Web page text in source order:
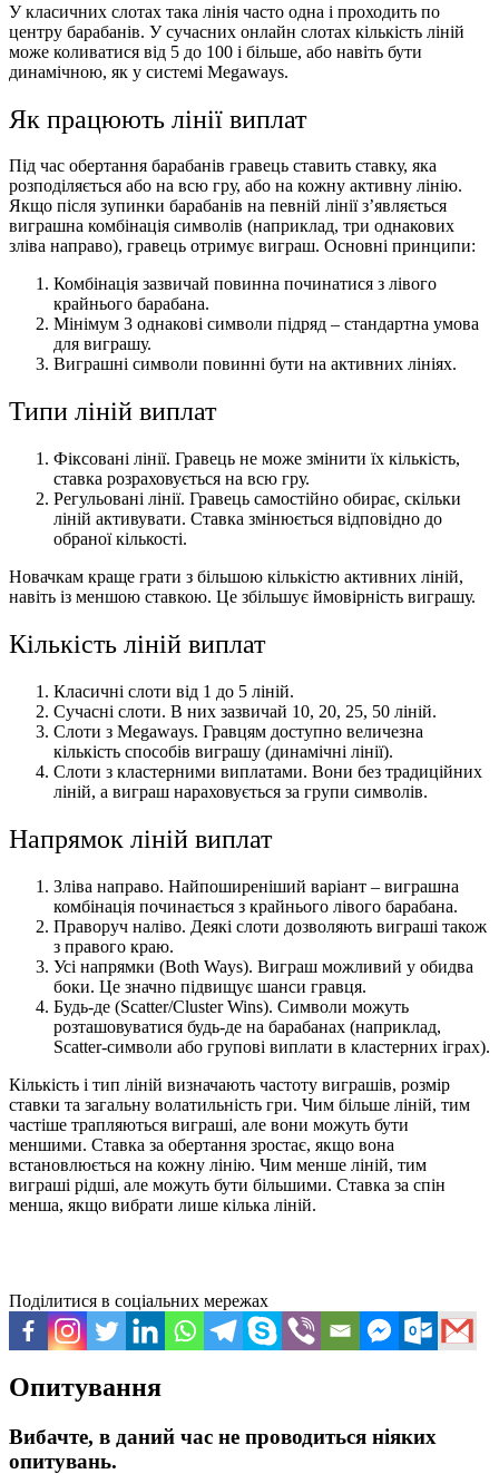
У класичних слотах така лінія часто одна і проходить по
центру барабанів. У сучасних онлайн слотах кількість ліній
може коливатися від 5 до 100 і більше, або навіть бути
динамічною, як у системі Megaways.
Як працюють лінії виплат
Під час обертання барабанів гравець ставить ставку, яка
розподіляється або на всю гру, або на кожну активну лінію.
Якщо після зупинки барабанів на певній лінії з’являється
виграшна комбінація символів (наприклад, три однакових
зліва направо), гравець отримує виграш. Основні принципи:
Комбінація зазвичай повинна починатися з лівого
крайнього барабана.
Мінімум 3 однакові символи підряд – стандартна умова
для виграшу.
Виграшні символи повинні бути на активних лініях.
Типи ліній виплат
Фіксовані лінії. Гравець не може змінити їх кількість,
ставка розраховується на всю гру.
Регульовані лінії. Гравець самостійно обирає, скільки
ліній активувати. Ставка змінюється відповідно до
обраної кількості.
Новачкам краще грати з більшою кількістю активних ліній,
навіть із меншою ставкою. Це збільшує ймовірність виграшу.
Кількість ліній виплат
Класичні слоти від 1 до 5 ліній.
Сучасні слоти. В них зазвичай 10, 20, 25, 50 ліній.
Слоти з Megaways. Гравцям доступно величезна
кількість способів виграшу (динамічні лінії).
Слоти з кластерними виплатами. Вони без традиційних
ліній, а виграш нараховується за групи символів.
Напрямок ліній виплат
Зліва направо. Найпоширеніший варіант – виграшна
комбінація починається з крайнього лівого барабана.
Праворуч наліво. Деякі слоти дозволяють виграші також
з правого краю.
Усі напрямки (Both Ways). Виграш можливий у обидва
боки. Це значно підвищує шанси гравця.
Будь-де (Scatter/Cluster Wins). Символи можуть
розташовуватися будь-де на барабанах (наприклад,
Scatter-символи або групові виплати в кластерних іграх).
Кількість і тип ліній визначають частоту виграшів, розмір
ставки та загальну волатильність гри. Чим більше ліній, тим
частіше трапляються виграші, але вони можуть бути
меншими. Ставка за обертання зростає, якщо вона
встановлюється на кожну лінію. Чим менше ліній, тим
виграші рідші, але можуть бути більшими. Ставка за спін
менша, якщо вибрати лише кілька ліній.
Поділитися в соціальних мережах
Опитування
Вибачте, в даний час не проводиться ніяких
опитувань.